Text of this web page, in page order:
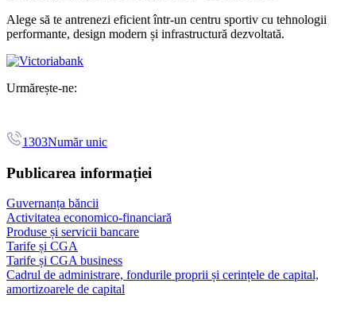
Alege să te antrenezi eficient într-un centru sportiv cu tehnologii
performante, design modern și infrastructură dezvoltată.
Urmărește-ne:
1303Număr unic
Publicarea informației
Guvernanța băncii
Activitatea economico-financiară
Produse și servicii bancare
Tarife și CGA
Tarife și CGA business
Cadrul de administrare, fondurile proprii și cerințele de capital,
amortizoarele de capital